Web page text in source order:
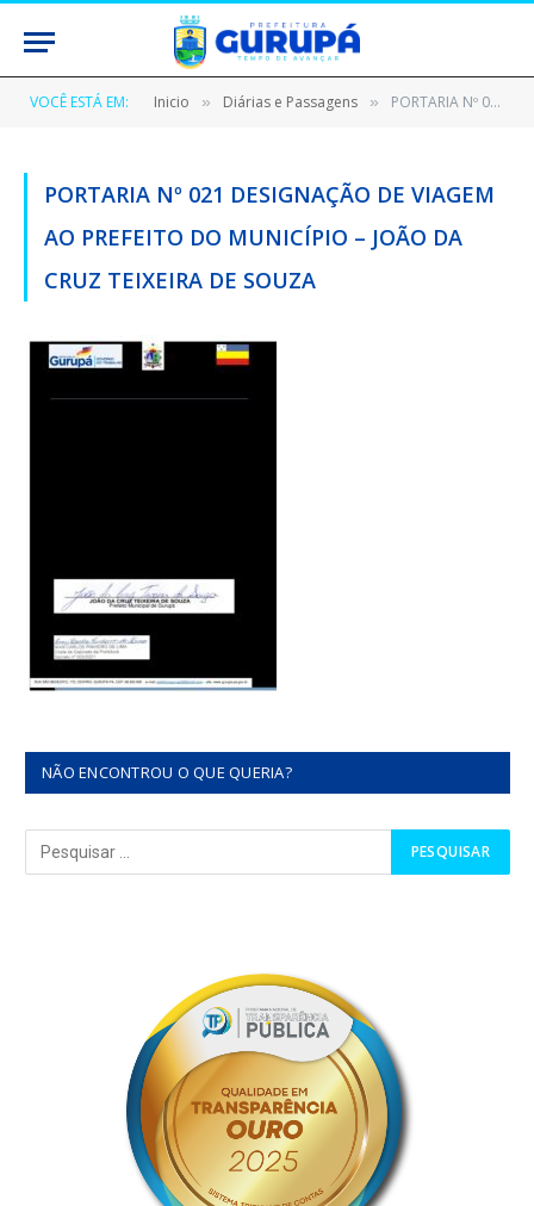
VOCÊ ESTÁ EM: Inicio » Diárias e Passagens » PORTARIA Nº 021 DESIGNAÇÃO DE VIAGEM AO PREFEITO DO MUNICÍPIO – JOÃO DA CRUZ TEIXEIRA DE SOUZA
PORTARIA Nº 021 DESIGNAÇÃO DE VIAGEM
AO PREFEITO DO MUNICÍPIO – JOÃO DA
CRUZ TEIXEIRA DE SOUZA
NÃO ENCONTROU O QUE QUERIA?